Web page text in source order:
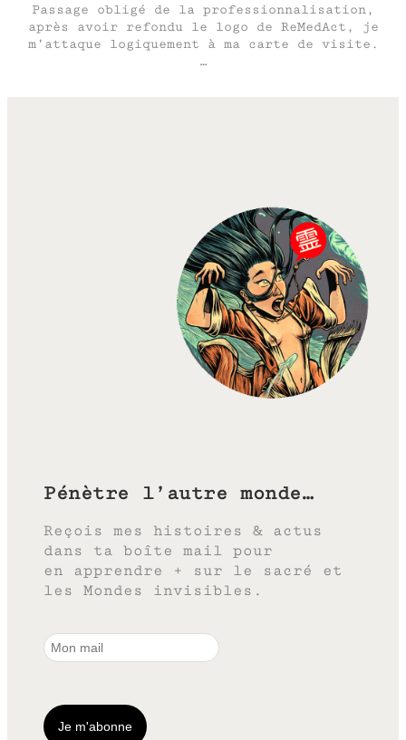
Passage obligé de la professionnalisation,
après avoir refondu le logo de ReMedAct, je
m’attaque logiquement à ma carte de visite.
…
Pénètre l’autre monde…
Reçois mes histoires & actus
dans ta boîte mail pour
en apprendre + sur le sacré et
les Mondes invisibles.